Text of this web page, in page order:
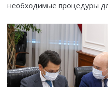
необходимые процедуры